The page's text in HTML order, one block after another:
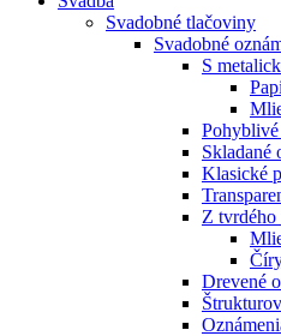
Svadobné tlačoviny
Svadobné
S
Pohyblivé
Skladané
Klasické
Z tvrdého
Drevené